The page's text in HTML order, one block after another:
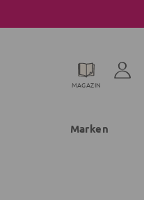
MAGAZIN
Marken